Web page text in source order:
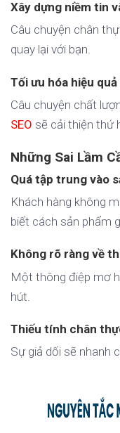
Xây dựng niềm tin
Câu chuyện chân
quay lại với bạn.
Tối ưu hóa hiệu quả
Câu chuyện chất
SEO sẽ cải thiện thứ
Những Sai Lầm
Quá tập trung vào
Khách hàng không
biết cách sản phẩm
Không rõ ràng về
Một thông điệp mơ
hút.
Thiếu tính chân
Sự giả dối sẽ nhanh